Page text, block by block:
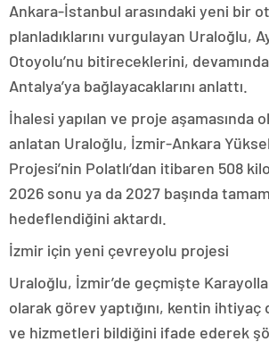
Ankara-İstanbul arasındaki yeni bir
planladıklarını vurgulayan Uraloğlu,
Otoyolu’nu bitireceklerini,
Antalya’ya bağlayacaklarını anlattı.
İhalesi yapılan ve proje aşamasında
anlatan Uraloğlu, İzmir-Ankara
Projesi’nin Polatlı’dan itibaren 508
2026 sonu ya da 2027 başında
hedeflendiğini aktardı.
İzmir için yeni çevreyolu projesi
Uraloğlu, İzmir’de geçmişte
olarak görev yaptığını, kentin ihtiyaç
ve hizmetleri bildiğini ifade ederek